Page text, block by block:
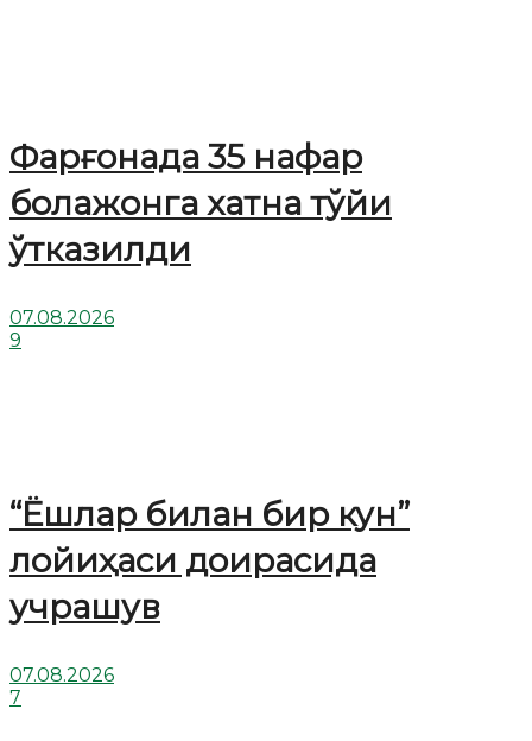
Фарғонада 35 нафар
болажонга хатна тўйи
ўтказилди
07.08.2026
9
“Ёшлар билан бир кун”
лойиҳаси доирасида
учрашув
07.08.2026
7